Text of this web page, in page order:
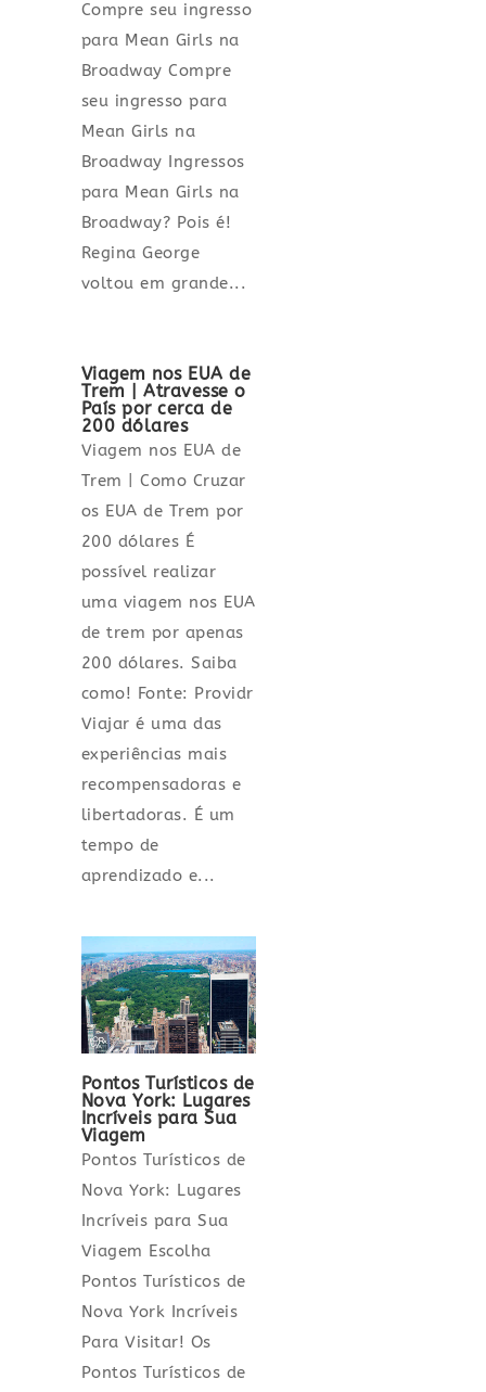
Compre seu ingresso
para Mean Girls na
Broadway Compre
seu ingresso para
Mean Girls na
Broadway Ingressos
para Mean Girls na
Broadway? Pois é!
Regina George
voltou em grande...
Viagem nos EUA de
Trem | Atravesse o
País por cerca de
200 dólares
Viagem nos EUA de
Trem | Como Cruzar
os EUA de Trem por
200 dólares É
possível realizar
uma viagem nos EUA
de trem por apenas
200 dólares. Saiba
como! Fonte: Providr
Viajar é uma das
experiências mais
recompensadoras e
libertadoras. É um
tempo de
aprendizado e...
Pontos Turísticos de
Nova York: Lugares
Incríveis para Sua
Viagem
Pontos Turísticos de
Nova York: Lugares
Incríveis para Sua
Viagem Escolha
Pontos Turísticos de
Nova York Incríveis
Para Visitar! Os
Pontos Turísticos de